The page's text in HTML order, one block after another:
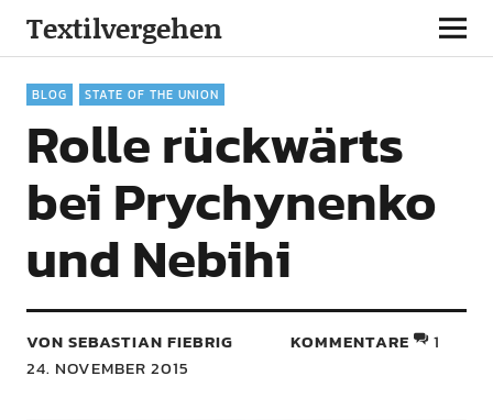
Textilvergehen
BLOG STATE OF THE UNION
Rolle rückwärts
bei Prychynenko
und Nebihi
VON SEBASTIAN FIEBRIG
24. NOVEMBER 2015
KOMMENTARE 1